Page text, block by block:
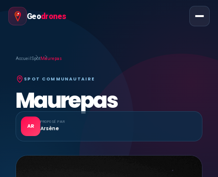
Geodrones
Accueil SpotMaurepas
SPOT COMMUNAUTAIRE
Maurepas
AR
PROPOSÉ PAR
Arsène